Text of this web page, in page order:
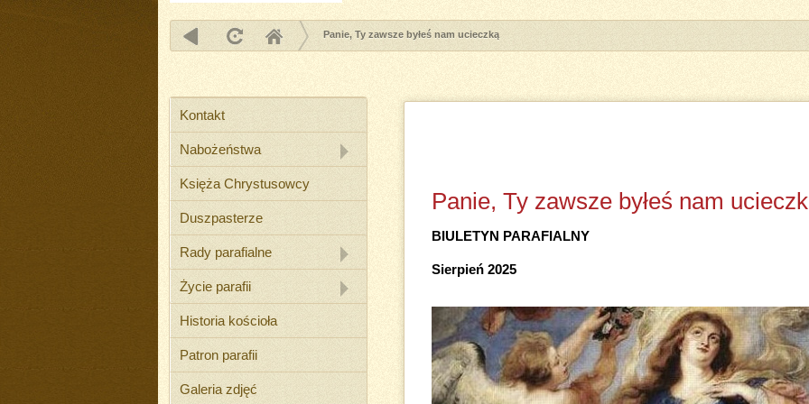
Panie, Ty zawsze byłeś nam ucieczką
Kontakt
Nabożeństwa
Księża Chrystusowcy
Duszpasterze
Rady parafialne
Życie parafii
Historia kościoła
Patron parafii
Galeria zdjęć
Panie, Ty zawsze byłeś nam
BIULETYN PARAFIALNY
Sierpień 2025